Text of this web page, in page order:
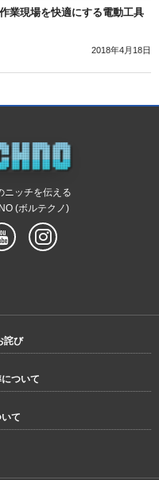
業現場を快適にする電動工具
2018年4月18日
ニッチを伝える
(ボルテクノ)
詫び
ついて
て